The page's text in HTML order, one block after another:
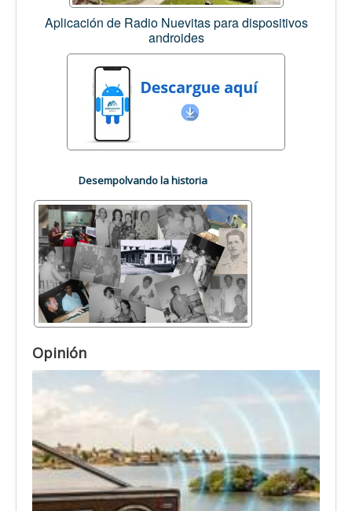
Aplicación de Radio Nuevitas para dispositivos
androides
Desempolvando la historia
Opinión